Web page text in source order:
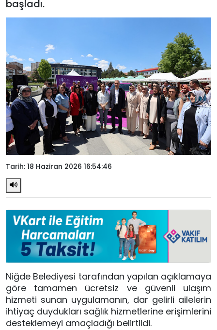
başladı.
Tarih: 18 Haziran 2026 16:54:46
Niğde Belediyesi tarafından yapılan açıklamaya
göre tamamen ücretsiz ve güvenli ulaşım
hizmeti sunan uygulamanın, dar gelirli ailelerin
ihtiyaç duydukları sağlık hizmetlerine erişimlerini
desteklemeyi amaçladığı belirtildi.